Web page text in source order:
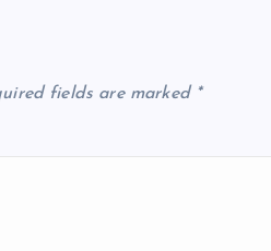
fields are marked *